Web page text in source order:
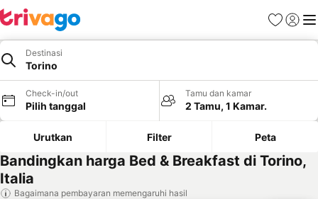
FavoritLogin
Destinasi
Torino
Check-in/out
Pilih tanggal
Tamu dan kamar
2 Tamu, 1 Kamar.
Urutkan Filter Peta
Bandingkan harga Bed & Breakfast di Torino,
Italia
Bagaimana pembayaran memengaruhi hasil